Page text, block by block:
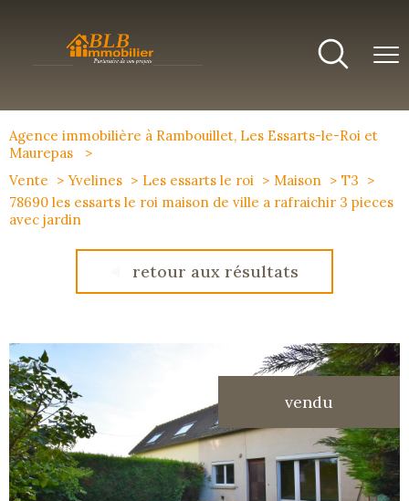
Agence immobilière à Rambouillet, Les Essarts-le-Roi et
Maurepas
Vente
Yvelines Les essarts le roi Maison
T3
78690 les essarts le roi maison de ville a rafraichir 3 pieces
avec jardin
retour aux résultats
vendu